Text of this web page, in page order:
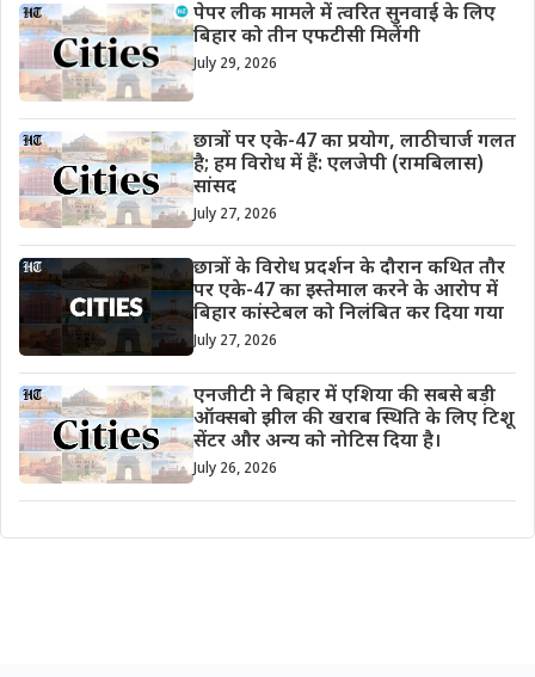
पेपर लीक मामले में त्वरित सुनवाई के लिए
बिहार को तीन एफटीसी मिलेंगी
July 29, 2026
छात्रों पर एके-47 का प्रयोग, लाठीचार्ज गलत
है; हम विरोध में हैं: एलजेपी (रामबिलास)
सांसद
July 27, 2026
छात्रों के विरोध प्रदर्शन के दौरान कथित तौर
पर एके-47 का इस्तेमाल करने के आरोप में
बिहार कांस्टेबल को निलंबित कर दिया गया
July 27, 2026
एनजीटी ने बिहार में एशिया की सबसे बड़ी
ऑक्सबो झील की खराब स्थिति के लिए टिशू
सेंटर और अन्य को नोटिस दिया है।
July 26, 2026